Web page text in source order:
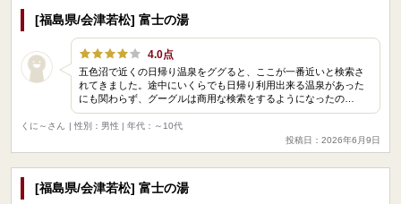
[福島県/会津若松] 富士の湯
4.0点
五色沼で近くの日帰り温泉をググると、ここが一番近いと検索さ
れてきました。途中にいくらでも日帰り利用出来る温泉があった
にも関わらず、グーグルは商用な検索をするようになったの…
くに～さん
| 性別：男性 | 年代：～10代
投稿日：2026年6月9日
[福島県/会津若松] 富士の湯